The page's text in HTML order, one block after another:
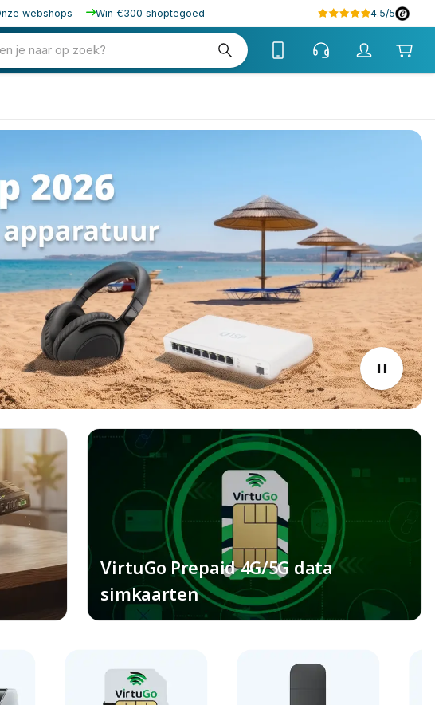
webshops Win €300 shoptegoed 4.5/5
je naar op zoek?
VirtuGo Prepaid 4G/5G data
simkaarten